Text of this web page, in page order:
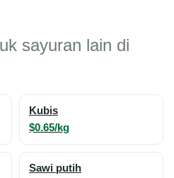
sayuran lain di
Kubis
$0.65/kg
Sawi putih